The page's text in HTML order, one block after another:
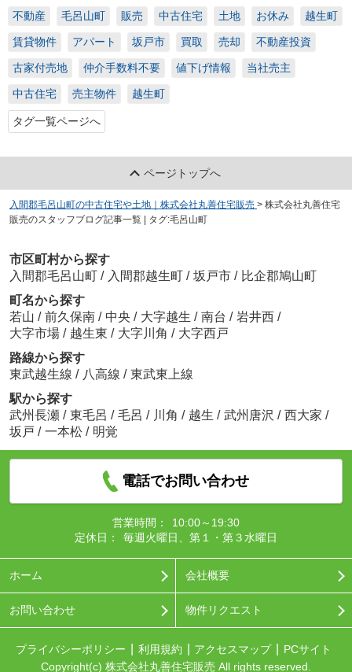
不動産
毛呂山町 販売 中古住宅 土地 お休み 越生町
賃貸物件 アパート 坂戸市 買取 売却 不動産投資
古家付売地 仲介手数料不要 値下げ情報 当社売主
中古住宅 売主物件 越生町
タグ一覧ページへ
ページトップへ
入間郡毛呂山町の中古住宅や土地｜株式会社丸善住宅販売 > 株式会社丸善住宅
販売のスタッフブログ記事一覧 | タグ:毛呂山町
市区町村から探す
入間郡毛呂山町 / 入間郡越生町 / 坂戸市 / 比企郡鳩山町
町名から探す
若山 / 前久保南 / 中央 / 大字越生 / 南台 / 岩井西 /
大字市場 / 越生東 / 大字川角 / 大字西戸
路線から探す
東武越生線 / 八高線 / 東武東上線
駅から探す
武州長瀬 / 東毛呂 / 毛呂 / 川角 / 越生 / 武州唐沢 / 西大家 /
坂戸 / 一本松 / 明覚
電話でお問い合わせ
営業時間：
10:00～19:30
定休日：
毎週火曜日、第１・第３水曜日
ホーム 会社概要
お問い合わせ 物件リクエスト
プライバシーポリシー 利用規約 アクセスマップ
PCサイト
Copyright(c) 株式会社丸善住宅販売 All rights reserved.